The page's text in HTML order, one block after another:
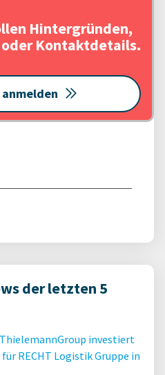
Hintergründen,
Kontaktdetails.
der letzten 5
ThielemannGroup investiert
RECHT Logistik Gruppe in